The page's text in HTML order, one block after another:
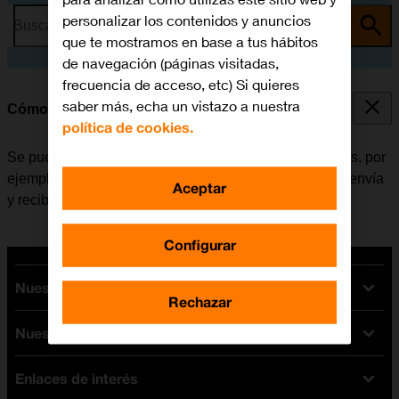
Busca por problema o tema
Cómo consultar el consumo de datos
Se puede ver cuántos datos móviles han sido utilizados, por
ejemplo, al usar el navegador de internet o cuando se envía
y recibe correo electrónico.
Nuestras tarifas
Tarifas Orange
Tarifas fibra y móvil
Tarifas móviles
Nuestros dispositivos
Ofertas en móviles
Enlaces de interés
personalizar los contenidos y anuncios
que te mostramos en base a tus hábitos
de navegación (páginas visitadas,
frecuencia de acceso, etc) Si quieres
saber más, echa un vistazo a nuestra
política de cookies.
Configurar
Rechazar
Aceptar